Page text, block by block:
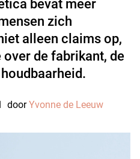
bevat meer
zich
alleen claims op,
de fabrikant, de
doorYvonne de Leeuw